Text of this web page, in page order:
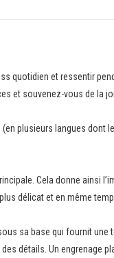
quotidien et ressentir
et souvenez-vous de la
plusieurs langues dont
Cela donne ainsi
délicat et en même
sa base qui fournit
détails. Un engrenage